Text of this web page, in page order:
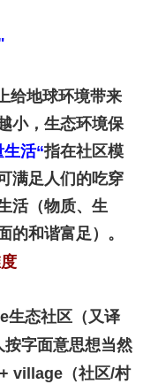
给地球环境带来
小，生态环境保
生活“指在社区模
满足人们的吃穿
活（物质、生
的和谐富足）。
态社区（又译
按字面意思想当然
village（社区/村